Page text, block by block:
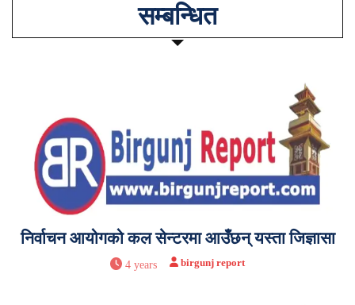
सम्बन्धित
निर्वाचन आयोगको कल सेन्टरमा आउँछन् यस्ता जिज्ञासा
4 years birgunj report